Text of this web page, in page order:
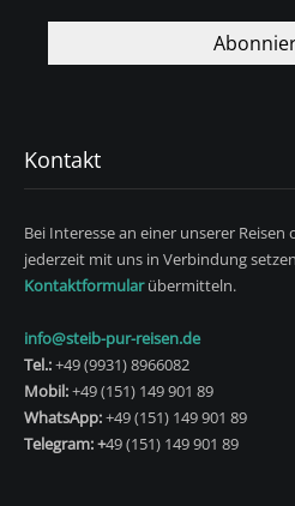
Kontakt
Bei Interesse an einer unserer
jederzeit mit uns in Verbindung
Kontaktformularübermitteln.
info@steib-pur-reisen.de
Tel.:+49 (9931) 8966082
Mobil:+49 (151) 149 901 89
WhatsApp:+49 (151) 149 901 89
Telegram: +49 (151) 149 901 89